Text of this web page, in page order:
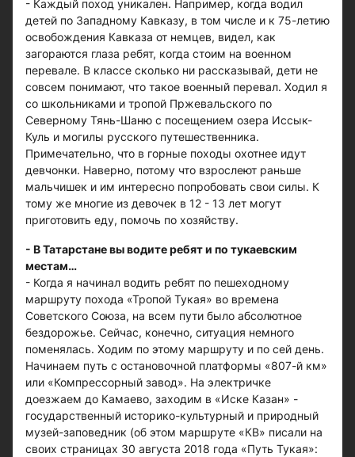
- Каждый поход уникален. Например, когда водил
детей по Западному Кавказу, в том числе и к 75-летию
освобождения Кавказа от немцев, видел, как
загораются глаза ребят, когда стоим на военном
перевале. В классе сколько ни рассказывай, дети не
совсем понимают, что такое военный перевал. Ходил я
со школьниками и тропой Пржевальского по
Северному Тянь-Шаню с посещением озера Иссык-
Куль и могилы русского путешественника.
Примечательно, что в горные походы охотнее идут
девчонки. Наверно, потому что взрослеют раньше
мальчишек и им интересно попробовать свои силы. К
тому же многие из девочек в 12 - 13 лет могут
приготовить еду, помочь по хозяйству.
- В Татарстане вы водите ребят и по тукаевским
местам…
- Когда я начинал водить ребят по пешеходному
маршруту похода «Тропой Тукая» во времена
Советского Союза, на всем пути было абсолютное
бездорожье. Сейчас, конечно, ситуация немного
поменялась. Ходим по этому маршруту и по сей день.
Начинаем путь с остановочной платформы «807-й км»
или «Компрессорный завод». На электричке
доезжаем до Камаево, заходим в «Иске Казан» -
государственный историко-культурный и природный
музей-заповедник (об этом маршруте «КВ» писали на
своих страницах 30 августа 2018 года «Путь Тукая»: